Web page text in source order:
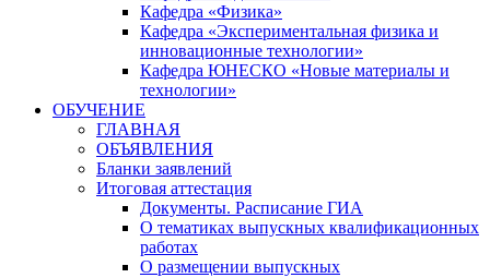
Кафедра «Физика»
Кафедра «Экспериментальная физика и
инновационные технологии»
Кафедра ЮНЕСКО «Новые материалы и
технологии»
ОБУЧЕНИЕ
ГЛАВНАЯ
ОБЪЯВЛЕНИЯ
Бланки заявлений
Итоговая аттестация
Документы. Расписание ГИА
О тематиках выпускных квалификационных
работах
О размещении выпускных